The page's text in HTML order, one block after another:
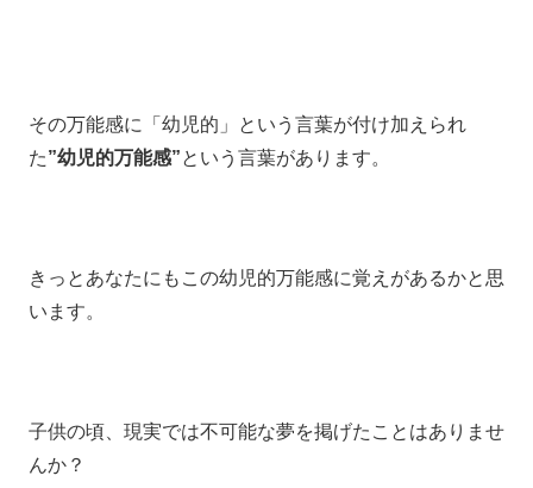
その万能感に「幼児的」という言葉が付け加えられ
た”幼児的万能感”という言葉があります。
きっとあなたにもこの幼児的万能感に覚えがあるかと思
います。
子供の頃、現実では不可能な夢を掲げたことはありませ
んか？